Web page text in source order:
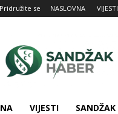
se NASLOVNA VIJESTI
Vaš
izvor
VIJESTI SANDŽAK